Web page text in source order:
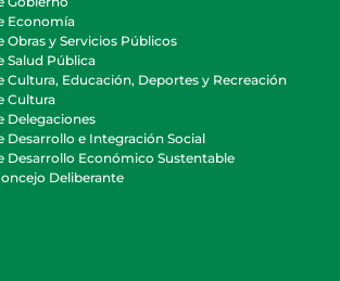
Economía
Obras y Servicios Públicos
Salud Pública
Cultura, Educación, Deportes y Recreación
Cultura
Delegaciones
Desarrollo e Integración Social
Desarrollo Económico Sustentable
Deliberante